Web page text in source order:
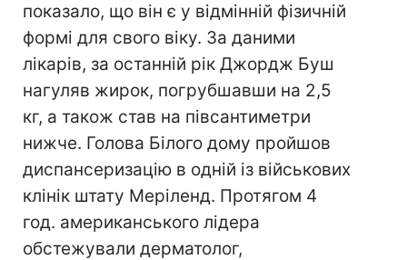
показало, що він є у відмінній фізичній
формі для свого віку. За даними
лікарів, за останній рік Джордж Буш
нагуляв жирок, погрубшавши на 2,5
кг, а також став на півсантиметри
нижче. Голова Білого дому пройшов
диспансеризацію в одній із військових
клінік штату Меріленд. Протягом 4
год. американського лідера
обстежували дерматолог,